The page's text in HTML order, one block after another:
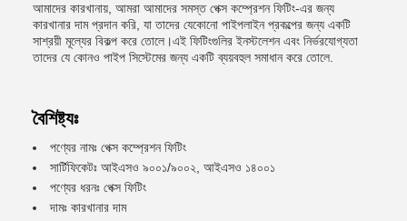
আমাদের কারখানায়, আমরা আমাদের সমস্ত পেক্স কম্প্রেশন ফিটিং-এর জন্য
কারখানার দাম প্রদান করি, যা তাদের যেকোনো পাইপলাইন প্রকল্পের জন্য একটি
সাশ্রয়ী মূল্যের বিকল্প করে তোলে।এই ফিটিংগুলির ইনস্টলেশন এবং নির্ভরযোগ্যতা
তাদের যে কোনও পাইপ সিস্টেমের জন্য একটি ব্যয়বহুল সমাধান করে তোলে.
বৈশিষ্ট্যঃ
পণ্যের নামঃ পেক্স কম্প্রেশন ফিটিং
সার্টিফিকেটঃ আইএসও ৯০০১/৯০০২, আইএসও ১৪০০১
পণ্যের ধরনঃ পেক্স ফিটিং
দামঃ কারখানার দাম